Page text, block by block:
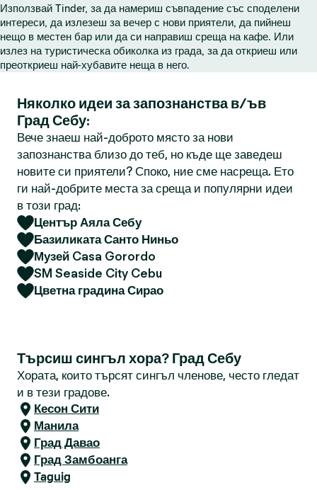
Използвай Tinder, за да намериш съвпадение със споделени
интереси, да излезеш за вечер с нови приятели, да пийнеш
нещо в местен бар или да си направиш среща на кафе. Или
излез на туристическа обиколка из града, за да откриеш или
преоткриеш най-хубавите неща в него.
Няколко идеи за запознанства в/ъв
Град Себу:
Вече знаеш най-доброто място за нови
запознанства близо до теб, но къде ще заведеш
новите си приятели? Споко, ние сме насреща. Ето
ги най-добрите места за среща и популярни идеи
в този град:
Център Аяла Себу
Базиликата Санто Ниньо
Музей Casa Gorordo
SM Seaside City Cebu
Цветна градина Сирао
Търсиш сингъл хора? Град Себу
Хората, които търсят сингъл членове, често гледат
и в тези градове.
Кесон Сити
Манила
Град Давао
Град Замбоанга
Taguig